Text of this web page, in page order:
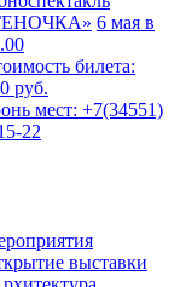
6 мая в
билета:
руб.
мест: +7(34551)
22
выставки